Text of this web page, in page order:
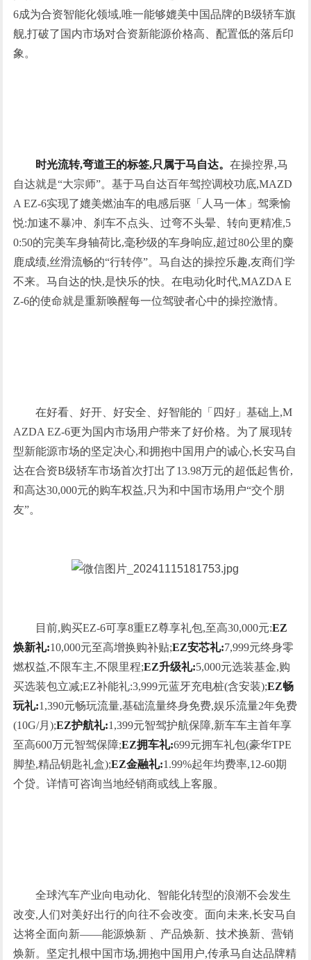
6成为合资智能化领域,唯一能够媲美中国品牌的B级轿车旗
舰,打破了国内市场对合资新能源价格高、配置低的落后印
象。
时光流转,弯道王的标签,只属于马自达。在操控界,马
自达就是“大宗师”。基于马自达百年驾控调校功底,MAZD
A EZ-6实现了媲美燃油车的电感后驱「人马一体」驾乘愉
悦:加速不暴冲、刹车不点头、过弯不头晕、转向更精准,5
0:50的完美车身轴荷比,毫秒级的车身响应,超过80公里的麋
鹿成绩,丝滑流畅的“行转停”。马自达的操控乐趣,友商们学
不来。马自达的快,是快乐的快。在电动化时代,MAZDA E
Z-6的使命就是重新唤醒每一位驾驶者心中的操控激情。
在好看、好开、好安全、好智能的「四好」基础上,M
AZDA EZ-6更为国内市场用户带来了好价格。为了展现转
型新能源市场的坚定决心,和拥抱中国用户的诚心,长安马自
达在合资B级轿车市场首次打出了13.98万元的超低起售价,
和高达30,000元的购车权益,只为和中国市场用户“交个朋
友”。
目前,购买EZ-6可享8重EZ尊享礼包,至高30,000元:EZ
焕新礼:10,000元至高增换购补贴;EZ安芯礼:7,999元终身零
燃权益,不限车主,不限里程;EZ升级礼:5,000元选装基金,购
买选装包立减;EZ补能礼:3,999元蓝牙充电桩(含安装);EZ畅
玩礼:1,390元畅玩流量,基础流量终身免费,娱乐流量2年免费
(10G/月);EZ护航礼:1,399元智驾护航保障,新车车主首年享
至高600万元智驾保障;EZ拥车礼:699元拥车礼包(豪华TPE
脚垫,精品钥匙礼盒);EZ金融礼:1.99%起年均费率,12-60期
个贷。详情可咨询当地经销商或线上客服。
全球汽车产业向电动化、智能化转型的浪潮不会发生
改变,人们对美好出行的向往不会改变。面向未来,长安马自
达将全面向新——能源焕新 、产品焕新、技术换新、营销
焕新。坚定扎根中国市场,拥抱中国用户,传承马自达品牌精